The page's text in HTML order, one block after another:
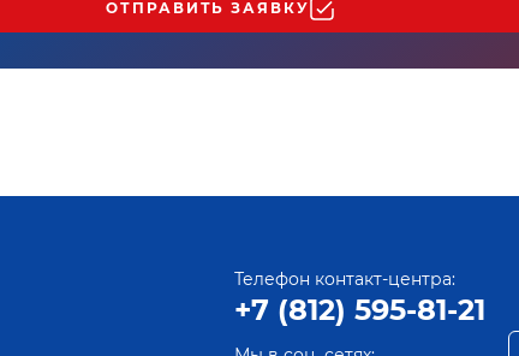
ОТПРАВИТЬ ЗАЯВКУ
Телефон контакт-центра:
+7 (812) 595-81-21